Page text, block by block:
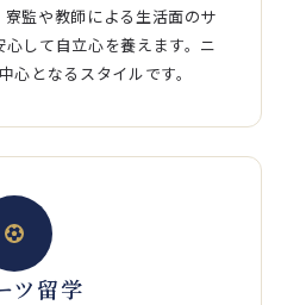
監や教師による生活面のサ
して自立心を養えます。ニ
心となるスタイルです。
ツ留学